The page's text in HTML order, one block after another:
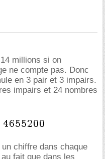
millions si on
ne compte pas. Donc
en 3 pair et 3 impairs.
impairs et 24 nombres
chiffre dans chaque
fait que dans les